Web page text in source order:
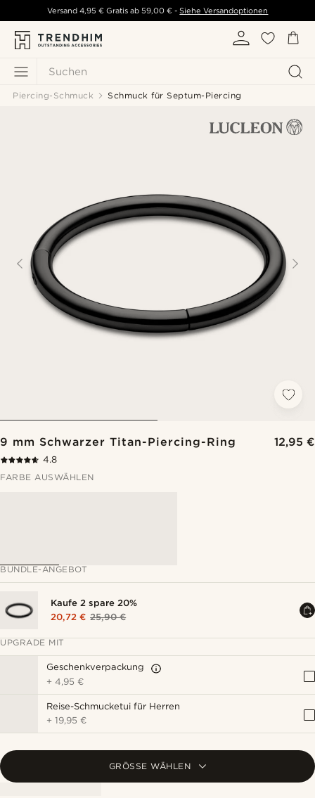
Suchen
Versand 4,95 € Gratis ab 59,00 € - Siehe Versandoptionen
Piercing-Schmuck Schmuck für Septum-Piercing
9 mm Schwarzer Titan-Piercing-Ring 12,95 €
4.8
FARBE AUSWÄHLEN
BUNDLE-ANGEBOT
Kaufe 2 spare 20%
20,72 € 25,90 €
UPGRADE MIT
Geschenkverpackung
+4,95 €
Reise-Schmucketui für Herren
+19,95 €
GRÖSSE WÄHLEN